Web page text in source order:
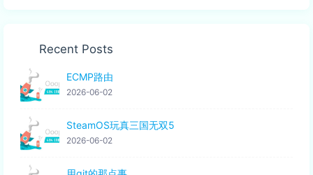
Recent Posts
ECMP路由
2026-06-02
SteamOS玩真三国无双5
2026-06-02